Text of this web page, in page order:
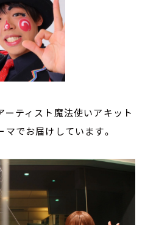
ーティスト魔法使いアキット
マでお届けしています。